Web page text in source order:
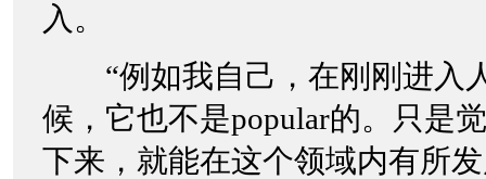
入。
“例如我自己，在刚刚进入
候，它也不是popular的。只是
下来，就能在这个领域内有所